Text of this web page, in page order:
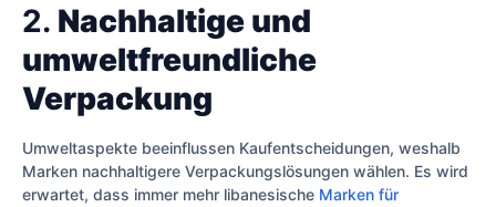
2. Nachhaltige und
umweltfreundliche
Verpackung
Umweltaspekte beeinflussen Kaufentscheidungen, weshalb
Marken nachhaltigere Verpackungslösungen wählen. Es wird
erwartet, dass immer mehr libanesische Marken für